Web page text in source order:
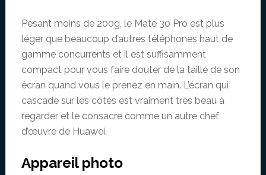
Pesant moins de 200g, le Mate 30 Pro est plus
léger que beaucoup d’autres téléphones haut de
gamme concurrents et il est suffisamment
compact pour vous faire douter de la taille de son
écran quand vous le prenez en main. L’écran qui
cascade sur les côtés est vraiment très beau à
regarder et le consacre comme un autre chef
d’œuvre de Huawei.
Appareil photo